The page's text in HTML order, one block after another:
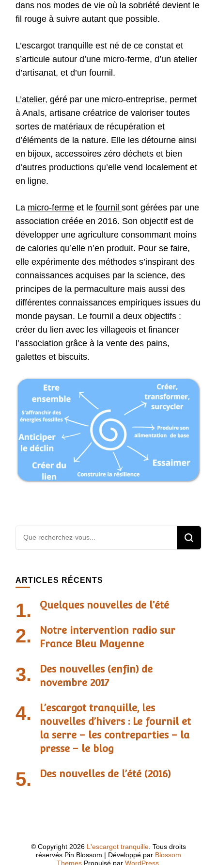
dans nos modes de vie où la sobriété devient le
fil rouge à suivre autant que possible.
L’escargot tranquille est né de ce constat et
s’articule autour d’une micro-ferme, d’un atelier
d’artisanat, et d’un fournil.
L’atelier, géré par une micro-entreprise, permet
à Anaïs, artisane créatrice de valoriser toutes
sortes de matériaux de récupération et
d’éléments de la nature. Elle les détourne ainsi
en bijoux, accessoires zéro déchets et bien
d’autres productions qu’elle vend localement et
en ligne.
La micro-ferme et le fournil sont gérées par une
association créée en 2016. Son objectif est de
développer une agriculture consommant moins
de calories qu’elle n’en produit. Pour se faire,
elle expérimente des méthodes s’inspirant des
connaissances acquises par la science, des
principes de la permaculture mais aussi des
différentes connaissances empiriques issues du
monde paysan. Le fournil a deux objectifs :
créer du lien avec les villageois et financer
l’association grâce à la vente des pains,
galettes et biscuits.
Vous
recherchiez
ARTICLES RÉCENTS
Quelques nouvelles de l’été
Notre intervention radio sur
France Bleu Mayenne
Des nouvelles (enfin) de
novembre 2017
L’escargot tranquille, les
nouvelles d’hivers : Le fournil et
la serre – les contreparties – la
presse – le blog
Des nouvelles de l’été (2016)
© Copyright 2026 L'escargot tranquille. Tous droits
réservés.Pin Blossom | Développé par Blossom
Themes.Propulsé par WordPress.